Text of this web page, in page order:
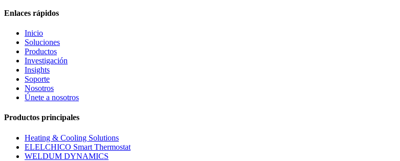
Enlaces rápidos
Inicio
Soluciones
Productos
Investigación
Insights
Soporte
Nosotros
Únete a nosotros
Productos principales
Heating & Cooling Solutions
ELELCHICO Smart Thermostat
WELDUM DYNAMICS